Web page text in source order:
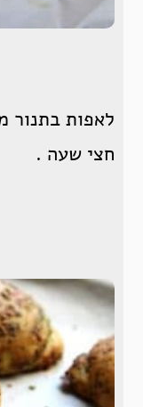
חצי שעה .